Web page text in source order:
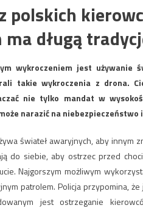
polskich
długą
wykroczeniem jest używanie
takie wykroczenia z drona.
nie tylko mandat w
narazić na
świateł awaryjnych, aby
do siebie, aby ostrzec przed
Najgorszym możliwym
patrolem. Policja przypomina,
jest ostrzeganie